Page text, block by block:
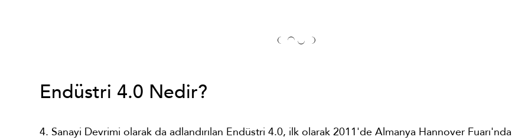
Endüstri 4.0 Nedir?
4. Sanayi Devrimi olarak da adlandırılan Endüstri 4.0, ilk olarak 2011'de Almanya Hannover Fuarı'nda